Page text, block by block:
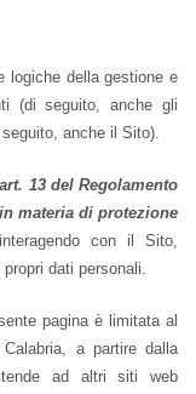
logiche della gestione e
(di seguito, anche gli
anche il Sito).
13 del Regolamento
materia di protezione
con il Sito,
dati personali.
pagina è limitata al
a partire dalla
ad altri siti web